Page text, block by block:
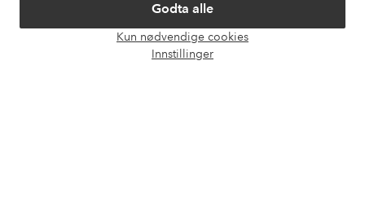
Godta alle
Kun nødvendige cookies
Innstillinger